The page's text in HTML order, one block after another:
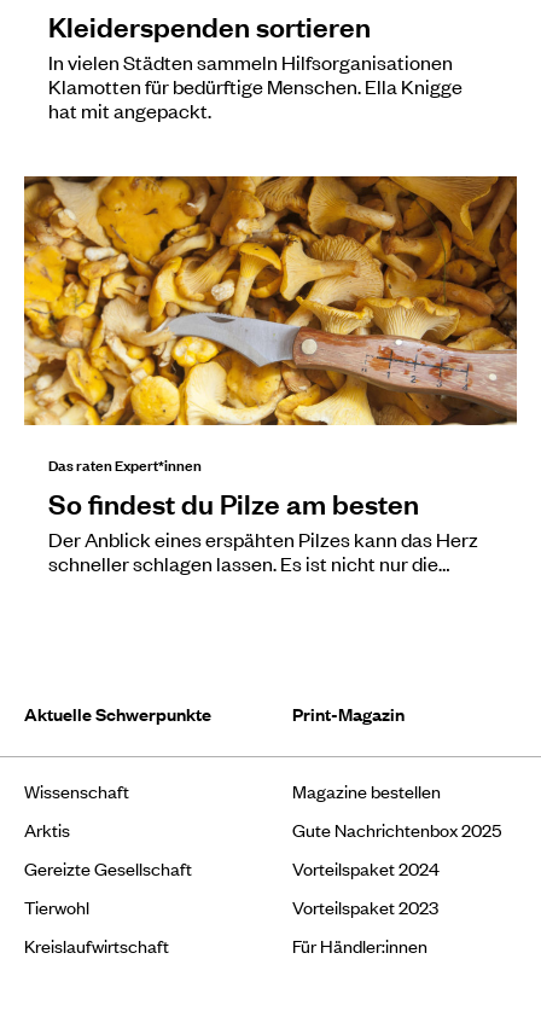
Kleiderspenden sortieren
In vielen Städten sammeln Hilfsorganisationen
Klamotten für bedürftige Menschen. Ella Knigge
hat mit angepackt.
Das raten Expert*innen
So findest du Pilze am besten
Der Anblick eines erspähten Pilzes kann das Herz
schneller schlagen lassen. Es ist nicht nur die…
Aktuelle Schwerpunkte
Wissenschaft
Arktis
Gereizte Gesellschaft
Tierwohl
Kreislaufwirtschaft
Print-Magazin
Magazine bestellen
Gute Nachrichtenbox 2025
Vorteilspaket 2024
Vorteilspaket 2023
Für Händler:innen